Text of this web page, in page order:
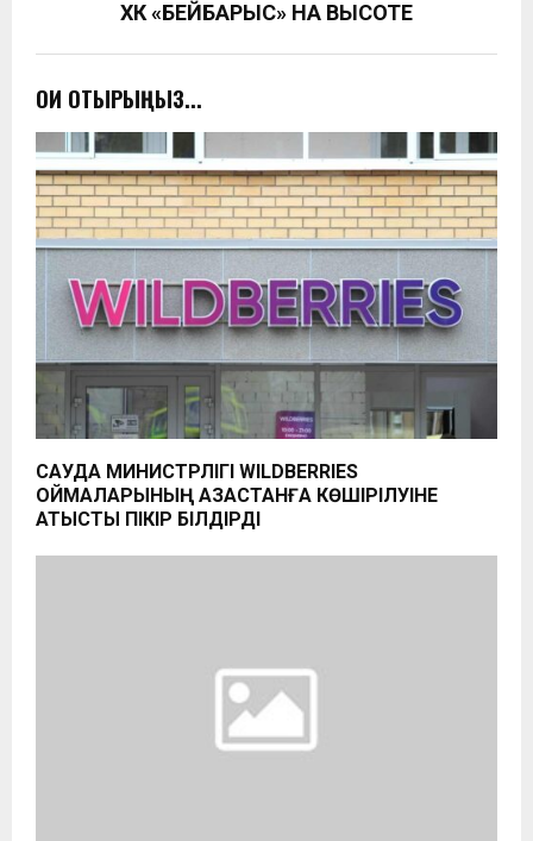
ХК «БЕЙБАРЫС» НА ВЫСОТЕ
ОҚИ ОТЫРЫҢЫЗ...
САУДА МИНИСТРЛІГІ WILDBERRIES
ҚОЙМАЛАРЫНЫҢ ҚАЗАҚСТАНҒА КӨШІРІЛУІНЕ
ҚАТЫСТЫ ПІКІР БІЛДІРДІ